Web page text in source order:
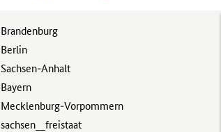
Brandenburg
Berlin
Sachsen-Anhalt
Bayern
Mecklenburg-Vorpommern
sachsen__freistaat